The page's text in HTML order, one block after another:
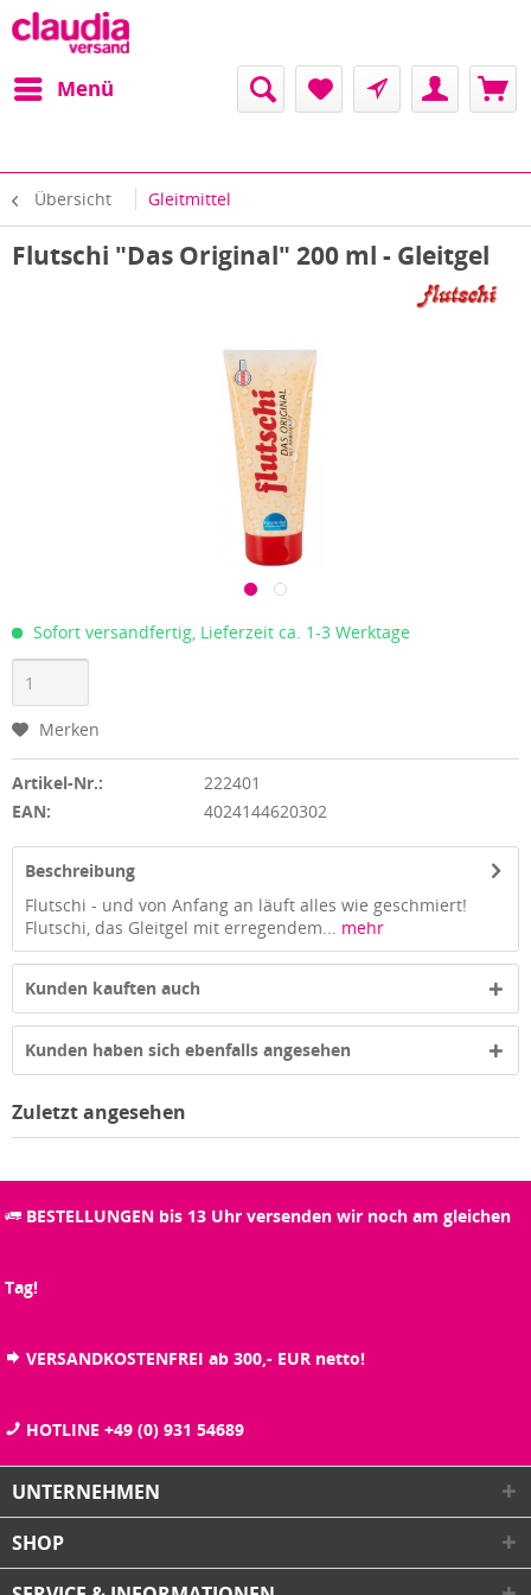
Menü
Übersicht Gleitmittel
Flutschi "Das Original" 200 ml - Gleitgel
Sofort versandfertig, Lieferzeit ca. 1-3 Werktage
Merken
Artikel-Nr.:
222401
EAN:
4024144620302
Beschreibung
Flutschi - und von Anfang an läuft alles wie geschmiert!
Flutschi, das Gleitgel mit erregendem... mehr
Kunden kauften auch
Kunden haben sich ebenfalls angesehen
Zuletzt angesehen
BESTELLUNGEN bis 13 Uhr versenden wir noch am gleichen
Tag!
VERSANDKOSTENFREI ab 300,- EUR netto!
HOTLINE +49 (0) 931 54689
UNTERNEHMEN
SHOP